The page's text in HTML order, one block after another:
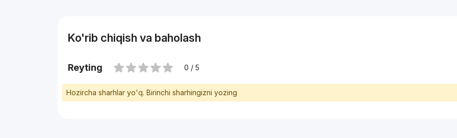
Ko'rib chiqish va baholash
Reyting 0 / 5
Hozircha sharhlar yo'q. Birinchi sharhingizni yozing